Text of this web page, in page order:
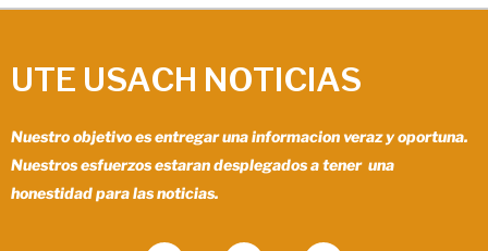
UTE USACH NOTICIAS
Nuestro objetivo es entregar una informacion veraz y oportuna.
Nuestros esfuerzos estaran desplegados a tener una
honestidad para las noticias.